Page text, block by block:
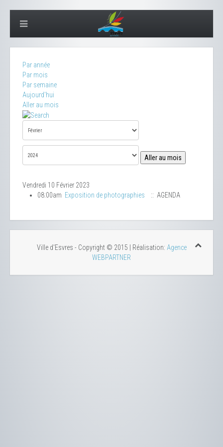
Par année
Par mois
Par semaine
Aujourd'hui
Aller au mois
Aller au mois
Vendredi 10 Février 2023
08:00am Exposition de photographies :: AGENDA
Ville d'Esvres - Copyright © 2015 | Réalisation: Agence
WEBPARTNER